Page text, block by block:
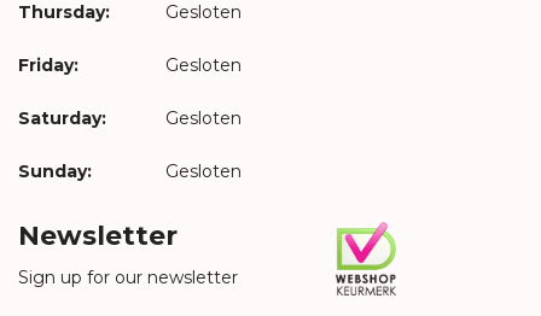
Thursday: Gesloten
Friday: Gesloten
Saturday: Gesloten
Sunday: Gesloten
Newsletter
Sign up for our newsletter